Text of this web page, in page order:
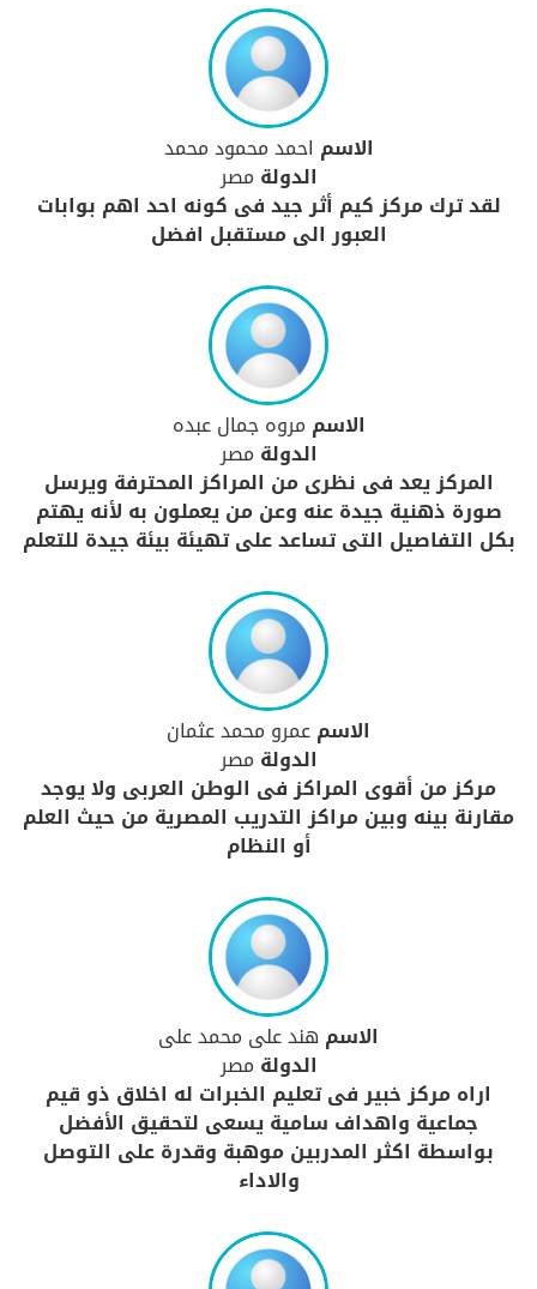
الاسم احمد محمود محمد
الدولة مصر
لقد ترك مركز كيم أثر جيد فى كونه احد اهم بوابات
العبور الى مستقبل افضل
الاسم مروه جمال عبده
الدولة مصر
المركز يعد فى نظرى من المراكز المحترفة ويرسل
صورة ذهنية جيدة عنه وعن من يعملون به لأنه يهتم
بكل التفاصيل التى تساعد على تهيئة بيئة جيدة للتعلم
الاسمعمرو محمد عثمان
الدولة مصر
مركز من أقوى المراكز فى الوطن العربى ولا يوجد
مقارنة بينه وبين مراكز التدريب المصرية من حيث العلم
أو النظام
الاسم هند على محمد على
الدولة مصر
اراه مركز خبير فى تعليم الخبرات له اخلاق ذو قيم
جماعية واهداف سامية يسعى لتحقيق الأفضل
بواسطة اكثر المدربين موهبة وقدرة على التوصل
والاداء